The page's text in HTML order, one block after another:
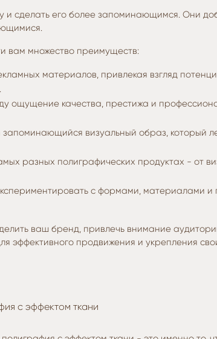
сделать его более запоминающимся. Они
вам множество преимуществ:
материалов, привлекая взгляд
ощущение качества, престижа и
визуальный образ, который
разных полиграфических продуктах - от
с формами, материалами и
ваш бренд, привлечь внимание
эффективного продвижения и укрепления
с эффектом ткани